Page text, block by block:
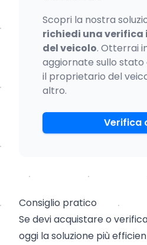
Scopri la nostra
richiedi una verifica
del veicolo. Otterrai
aggiornate sullo
il proprietario del
altro.
Verifica
Consiglio pratico
Se devi acquistare o
oggi la soluzione più